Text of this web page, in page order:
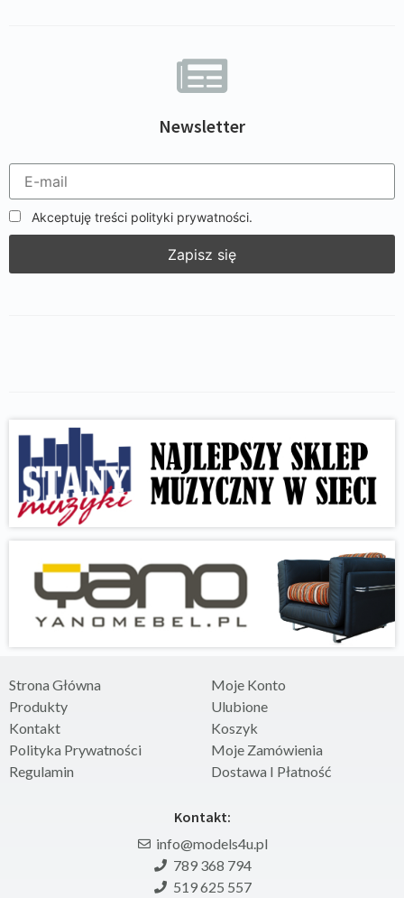
Newsletter
Akceptuję treści polityki prywatności.
Strona Główna
Produkty
Kontakt
Polityka Prywatności
Regulamin
Moje Konto
Ulubione
Koszyk
Moje Zamówienia
Dostawa I Płatność
Kontakt:
info@models4u.pl
789 368 794
519 625 557